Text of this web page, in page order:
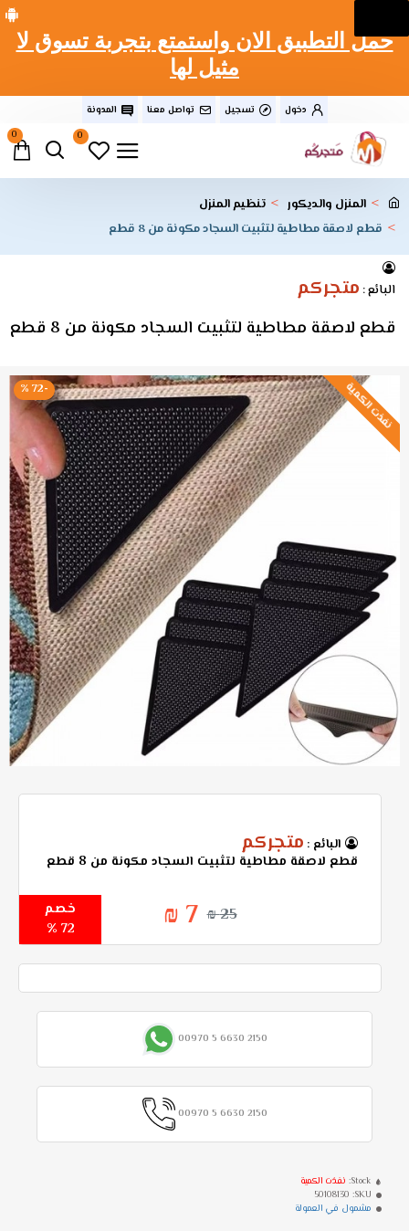
حمل التطبيق الان واستمتع بتجربة تسوق لا
مثيل لها
دخول تسجيل تواصل معنا
المدونة
0
0
المنزل والديكور
تنظيم المنزل
قطع لاصقة مطاطية لتثبيت السجاد مكونة من 8 قطع
البائع : متجركم
قطع لاصقة مطاطية لتثبيت السجاد مكونة من 8 قطع
-72 % نفذت الكمية
البائع : متجركم
قطع لاصقة مطاطية لتثبيت السجاد مكونة من 8 قطع
خصم
72 %
7 ₪ 25 ₪
Stock: نفذت الكمية
SKU:
50108130
مشمول في العمولة
00970 5 6630 2150
00970 5 6630 2150